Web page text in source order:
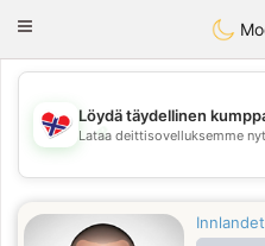
Toggle
💖
💕
Löydä täydellinen
Lataa deittisovelluksemme
Innlandet